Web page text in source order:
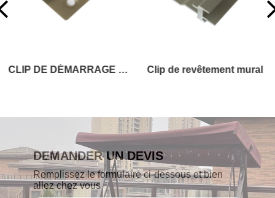
Clip de revêtement mural PLANCHE D'ESCALIER OU DE FASCIA
DEMANDER UN DEVIS
Remplissez le formulaire ci-dessous et bien
allez chez vous